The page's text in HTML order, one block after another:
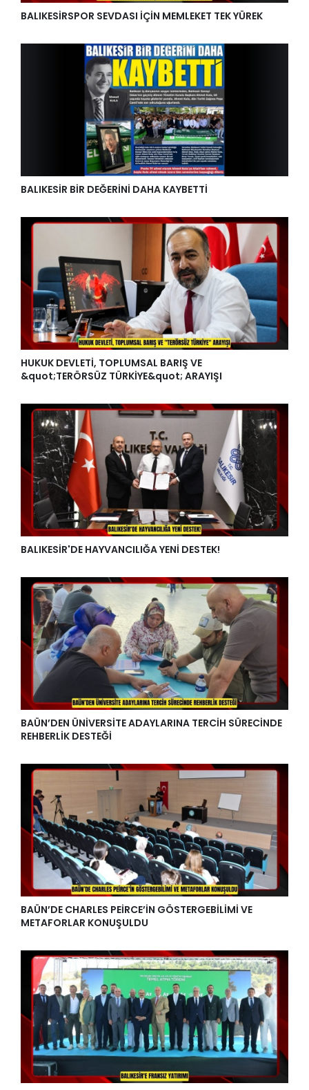
BALIKESİRSPOR SEVDASI İÇİN MEMLEKET TEK YÜREK
BALIKESİR BİR DEĞERİNİ DAHA KAYBETTİ
HUKUK DEVLETİ, TOPLUMSAL BARIŞ VE
&quot;TERÖRSÜZ TÜRKİYE&quot; ARAYIŞI
BALIKESİR'DE HAYVANCILIĞA YENİ DESTEK!
BAÜN’DEN ÜNİVERSİTE ADAYLARINA TERCİH SÜRECİNDE
REHBERLİK DESTEĞİ
BAÜN’DE CHARLES PEİRCE’İN GÖSTERGEBİLİMİ VE
METAFORLAR KONUŞULDU